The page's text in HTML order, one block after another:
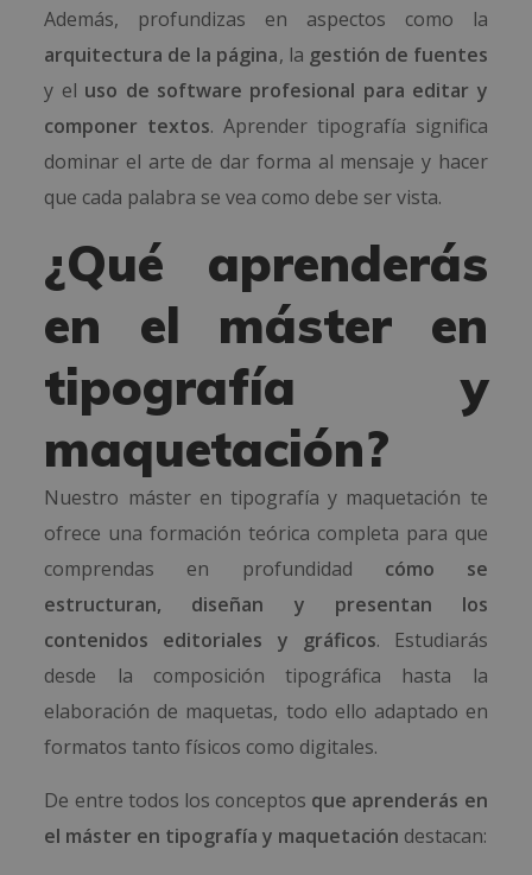
Además, profundizas en aspectos como la
arquitectura de la página, la gestión de fuentes
y el uso de software profesional para editar y
componer textos. Aprender tipografía significa
dominar el arte de dar forma al mensaje y hacer
que cada palabra se vea como debe ser vista.
¿Qué aprenderás
en el máster en
tipografía y
maquetación?
Nuestro máster en tipografía y maquetación te
ofrece una formación teórica completa para que
comprendas en profundidad cómo se
estructuran, diseñan y presentan los
contenidos editoriales y gráficos. Estudiarás
desde la composición tipográfica hasta la
elaboración de maquetas, todo ello adaptado en
formatos tanto físicos como digitales.
De entre todos los conceptos que aprenderás en
el máster en tipografía y maquetación destacan: